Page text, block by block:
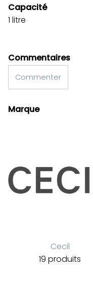
Capacité
1 litre
Commentaires
Commenter
Marque
Cecil
19 produits